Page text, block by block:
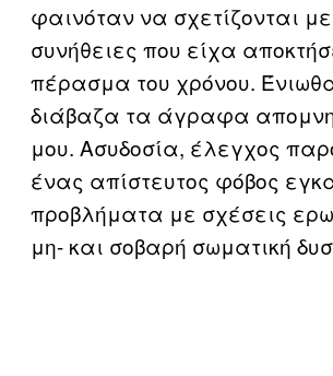
φαινόταν να σχετίζονται με
συνήθειες που είχα
πέρασμα του χρόνου.
διάβαζα τα άγραφα
μου. Ασυδοσία, έλεγχος
ένας απίστευτος φόβος
προβλήματα με σχέσεις
μη- και σοβαρή σωματική